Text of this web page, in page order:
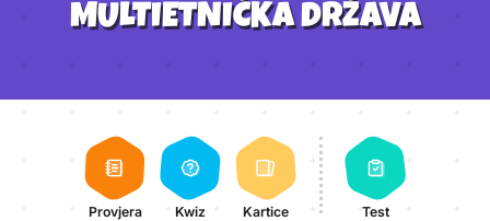
MULTIETNIČKA DRŽAVA
Aktivnosti lekcije
Provjera Kwiz Kartice Test